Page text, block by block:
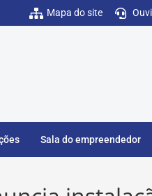
Mapa do site
Sala do empreendedor